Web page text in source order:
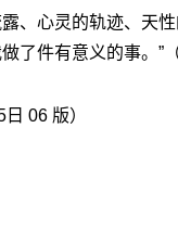
、心灵的轨迹、天
了件有意义的事。”（
06 版）